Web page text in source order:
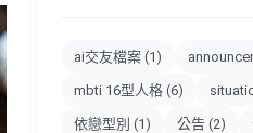
ai交友檔案 (1)
mbti 16型人格 (6)
依戀型別 (1) 公告 (2)